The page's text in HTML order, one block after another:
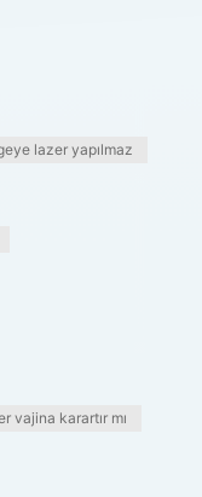
lazer yapılmaz
vajina karartır mı